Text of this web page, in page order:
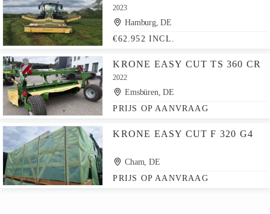
2023
Hamburg, DE
€62.952 INCL.
KRONE EASY CUT TS 360 CR
2022
Emsbüren, DE
PRIJS OP AANVRAAG
KRONE EASY CUT F 320 G4
Cham, DE
PRIJS OP AANVRAAG